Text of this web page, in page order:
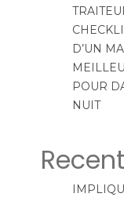
D’UN
POUR
NUIT